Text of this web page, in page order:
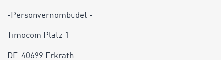
-Personvernombudet -
Timocom Platz 1
DE-40699 Erkrath